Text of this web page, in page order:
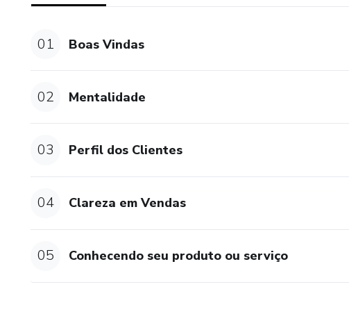
01 Boas Vindas
02 Mentalidade
03 Perfil dos Clientes
04 Clareza em Vendas
05 Conhecendo seu produto ou serviço